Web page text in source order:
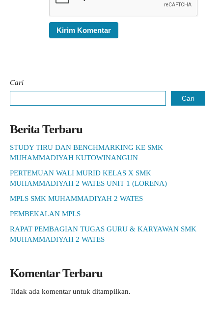
Cari
Cari
Berita Terbaru
STUDY TIRU DAN BENCHMARKING KE SMK
MUHAMMADIYAH KUTOWINANGUN
PERTEMUAN WALI MURID KELAS X SMK
MUHAMMADIYAH 2 WATES UNIT 1 (LORENA)
MPLS SMK MUHAMMADIYAH 2 WATES
PEMBEKALAN MPLS
RAPAT PEMBAGIAN TUGAS GURU & KARYAWAN SMK
MUHAMMADIYAH 2 WATES
Komentar Terbaru
Tidak ada komentar untuk ditampilkan.